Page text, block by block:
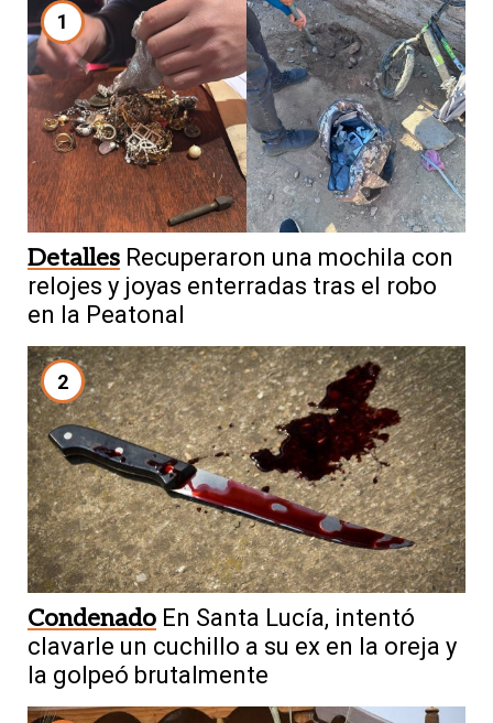
1
Detalles Recuperaron una mochila con
relojes y joyas enterradas tras el robo
en la Peatonal
2
Condenado En Santa Lucía, intentó
clavarle un cuchillo a su ex en la oreja y
la golpeó brutalmente